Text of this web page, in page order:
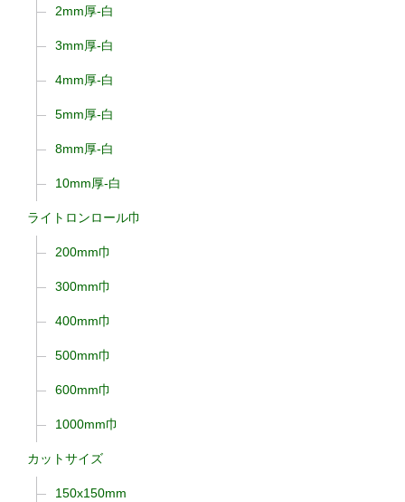
2mm厚-白
3mm厚-白
4mm厚-白
5mm厚-白
8mm厚-白
10mm厚-白
ライトロンロール巾
200mm巾
300mm巾
400mm巾
500mm巾
600mm巾
1000mm巾
カットサイズ
150x150mm